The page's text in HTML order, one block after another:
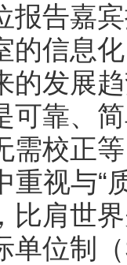
报告嘉
的信息
的发展
可靠、
需校正
重视与“
比肩世
单位制